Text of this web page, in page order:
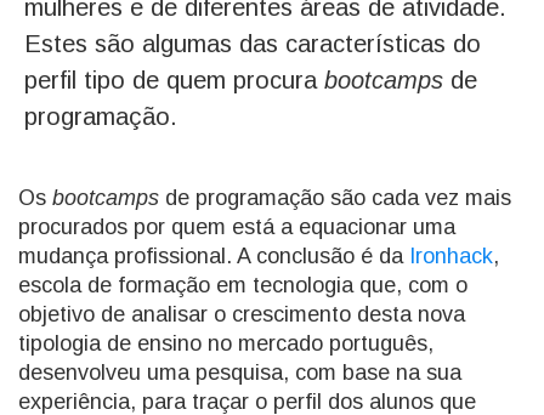
mulheres e de diferentes áreas de atividade.
Estes são algumas das características do
perfil tipo de quem procura bootcamps de
programação.
Os bootcamps de programação são cada vez mais
procurados por quem está a equacionar uma
mudança profissional. A conclusão é da Ironhack,
escola de formação em tecnologia que, com o
objetivo de analisar o crescimento desta nova
tipologia de ensino no mercado português,
desenvolveu uma pesquisa, com base na sua
experiência, para traçar o perfil dos alunos que